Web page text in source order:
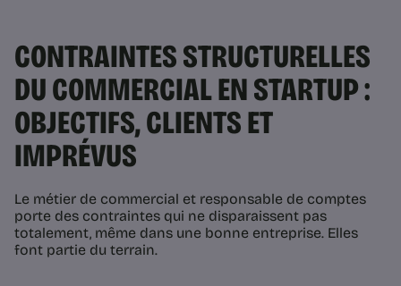
CONTRAINTES STRUCTURELLES
DU COMMERCIAL EN STARTUP :
OBJECTIFS, CLIENTS ET
IMPRÉVUS
Le métier de commercial et responsable de comptes
porte des contraintes qui ne disparaissent pas
totalement, même dans une bonne entreprise. Elles
font partie du terrain.